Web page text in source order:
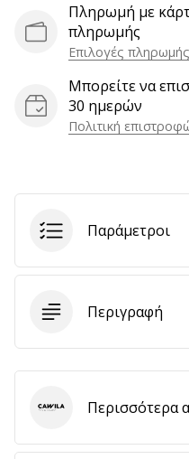
Εμφάνιση
όλων
των
άρθρων
Πληρωμή με
πληρωμής
Επιλογές πληρωμής
Μπορείτε να
30 ημερών
Πολιτική
Παράμετροι
Περιγραφή
CawilaΠερισσότερα